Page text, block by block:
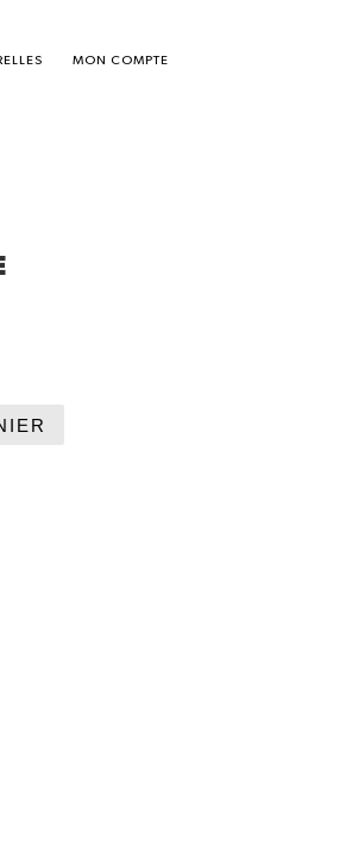
MON COMPTE